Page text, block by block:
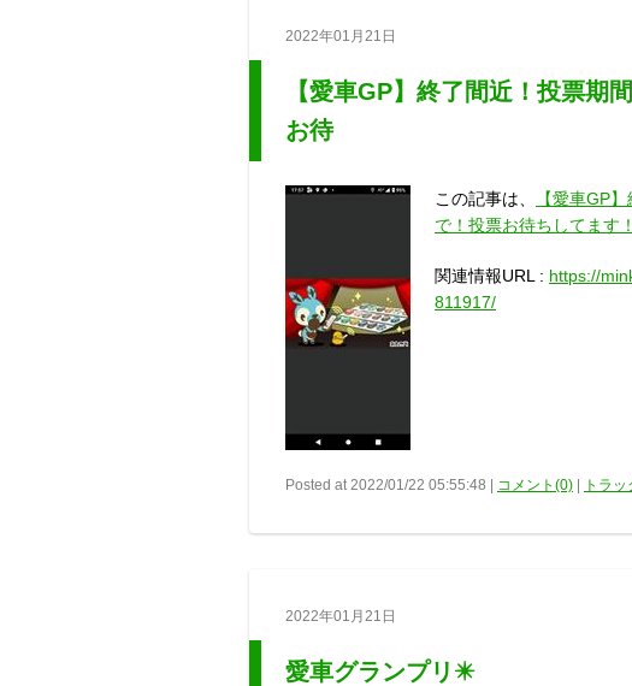
2022年01月21日
【愛車GP】終了間近！投票期
お待
この記事は、
【愛車GP
で！投票お待ちしてます！
関連情報URL : https://
811917/
Posted at 2022/01/22 05:55:48 | コメント(0) トラ
2022年01月21日
愛車グランプリ✴️